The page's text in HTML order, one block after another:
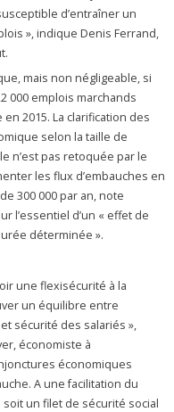
d’entraîner un
», indique Denis Ferrand,
mais non négligeable, si
000 emplois marchands
2015. La clarification des
selon la taille de
n’est pas retoquée par le
les flux d’embauches en
300 000 par an, note
l’essentiel d’un « effet de
déterminée ».
une flexisécurité à la
un équilibre entre
sécurité des salariés »,
économiste à
économiques
A une facilitation du
un filet de sécurité social